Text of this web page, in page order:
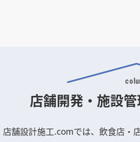
店舗デザインのお悩みや疑問を
専門家に質問できるQ&A掲示板